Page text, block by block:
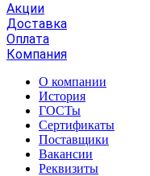
Акции
Доставка
Оплата
Компания
О компании
История
ГОСТы
Сертификаты
Поставщики
Вакансии
Реквизиты